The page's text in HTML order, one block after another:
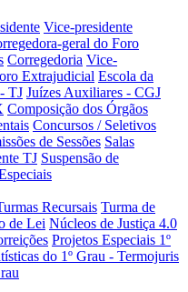
Vice-presidente
geral do Foro
Corregedoria Vice-
Extrajudicial Escola da
TJ Juízes Auxiliares - CGJ
Composição dos Órgãos
Concursos / Seletivos
de Sessões Salas
TJ Suspensão de
Recursais Turma de
de Lei Núcleos de Justiça 4.0
Projetos Especiais 1º
do 1º Grau - Termojuris